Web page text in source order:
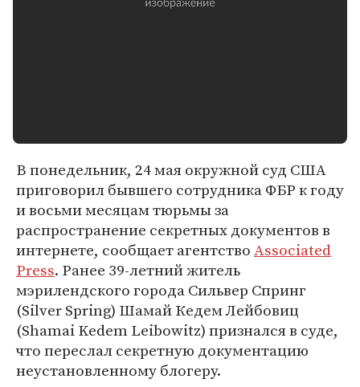
В понедельник, 24 мая окружной суд США
приговорил бывшего сотрудника ФБР к году
и восьми месяцам тюрьмы за
распространение секретных документов в
интернете, сообщает агентствоAssociated
Press. Ранее 39-летний житель
мэрилендского города Сильвер Спринг
(Silver Spring) Шамай Кедем Лейбовиц
(Shamai Kedem Leibowitz) признался в суде,
что переслал секретную документацию
неустановленному блогеру.